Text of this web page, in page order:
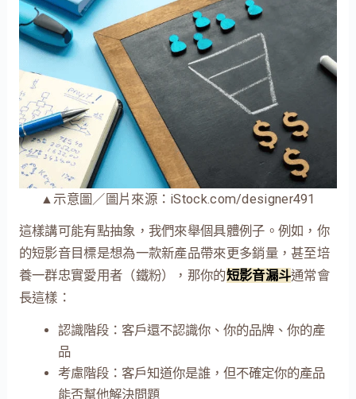
▲示意圖／圖片來源：iStock.com/designer491
這樣講可能有點抽象，我們來舉個具體例子。例如，你
的短影音目標是想為一款新產品帶來更多銷量，甚至培
養一群忠實愛用者（鐵粉），那你的短影音漏斗通常會
長這樣：
認識階段：客戶還不認識你、你的品牌、你的產
品
考慮階段：客戶知道你是誰，但不確定你的產品
能否幫他解決問題